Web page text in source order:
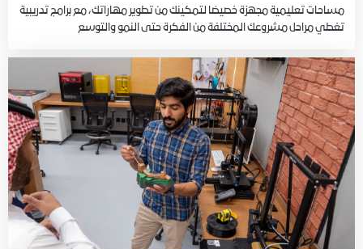
مساحات تعليمية مجهزة خصيصًا لتمكينك من تطوير مهاراتك، مع برامج تدريبية
تغطي مراحل مشروعك المختلفة من الفكرة حتى النمو والتوسع